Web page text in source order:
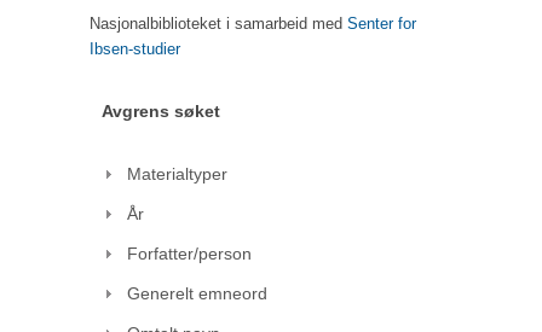
Nasjonalbiblioteket i samarbeid med Senter for
Ibsen-studier
Avgrens søket
Materialtyper
År
Forfatter/person
Generelt emneord